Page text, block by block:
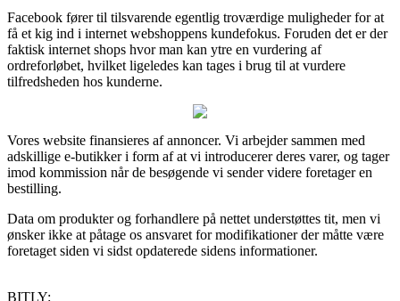
Facebook fører til tilsvarende egentlig troværdige muligheder for at
få et kig ind i internet webshoppens kundefokus. Foruden det er der
faktisk internet shops hvor man kan ytre en vurdering af
ordreforløbet, hvilket ligeledes kan tages i brug til at vurdere
tilfredsheden hos kunderne.
Vores website finansieres af annoncer. Vi arbejder sammen med
adskillige e-butikker i form af at vi introducerer deres varer, og tager
imod kommission når de besøgende vi sender videre foretager en
bestilling.
Data om produkter og forhandlere på nettet understøttes tit, men vi
ønsker ikke at påtage os ansvaret for modifikationer der måtte være
foretaget siden vi sidst opdaterede sidens informationer.
BITLY: